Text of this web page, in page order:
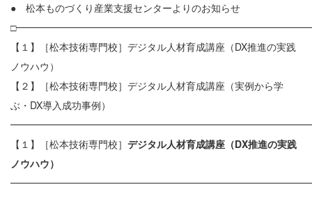
● 松本ものづくり産業支援センターよりのお知らせ
【１】［松本技術専門校］デジタル人材育成講座（DX推進の実践
ノウハウ）
【２】［松本技術専門校］デジタル人材育成講座（実例から学
ぶ・DX導入成功事例）
【１】［松本技術専門校］ デジタル人材育成講座（DX推進の実践
ノウハウ）